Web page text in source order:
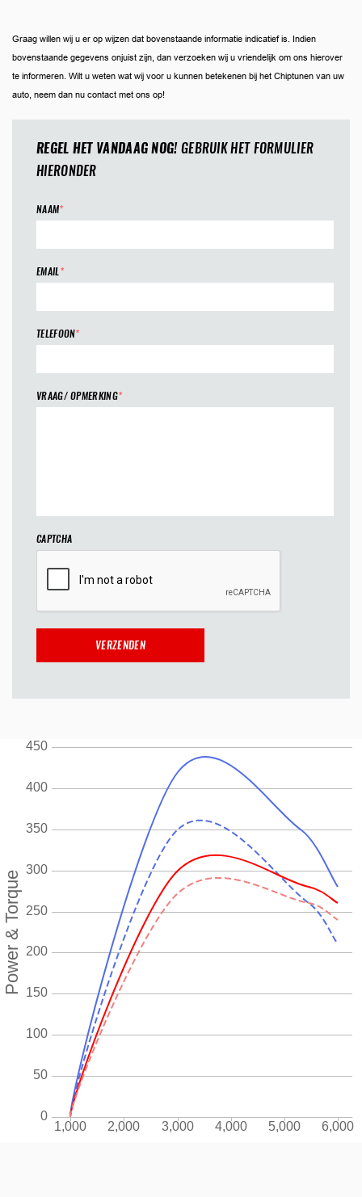
Graag willen wij u er op wijzen dat bovenstaande informatie indicatief is. Indien
bovenstaande gegevens onjuist zijn, dan verzoeken wij u vriendelijk om ons hierover
te informeren. Wilt u weten wat wij voor u kunnen betekenen bij het Chiptunen van uw
auto, neem dan nu contact met ons op!
REGEL HET VANDAAG NOG!GEBRUIK HET FORMULIER
HIERONDER
NAAM*
EMAIL*
TELEFOON*
VRAAG/ OPMERKING*
CAPTCHA